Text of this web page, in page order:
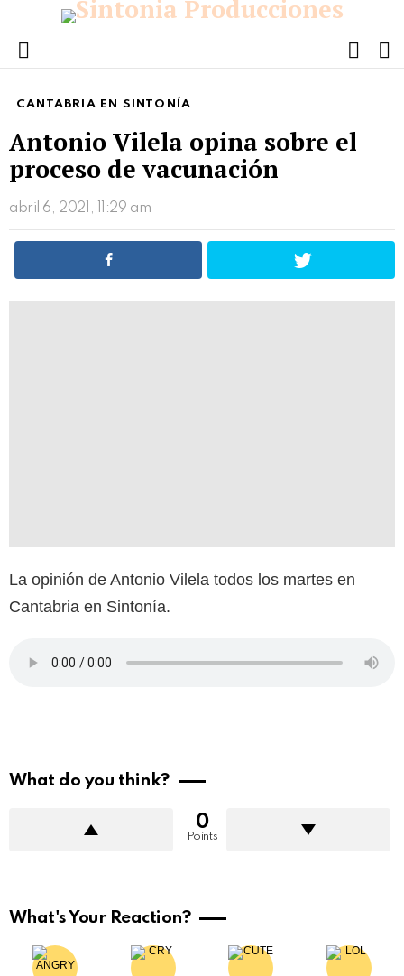
Menu
CANTABRIA EN SINTONÍA
Antonio Vilela opina sobre el
proceso de vacunación
abril 6, 2021, 11:29 am
La opinión de Antonio Vilela todos los martes en
Cantabria en Sintonía.
What do you think?
0
Points
What's Your Reaction?